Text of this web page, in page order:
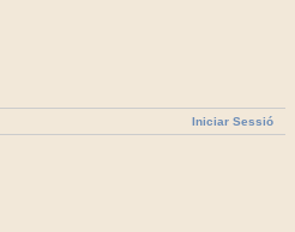
Iniciar Sessió